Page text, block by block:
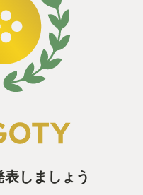
しましょう